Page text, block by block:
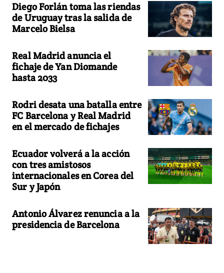
Diego Forlán toma las riendas
de Uruguay tras la salida de
Marcelo Bielsa
Real Madrid anuncia el
fichaje de Yan Diomande
hasta 2033
Rodri desata una batalla entre
FC Barcelona y Real Madrid
en el mercado de fichajes
Ecuador volverá a la acción
con tres amistosos
internacionales en Corea del
Sur y Japón
Antonio Álvarez renuncia a la
presidencia de Barcelona